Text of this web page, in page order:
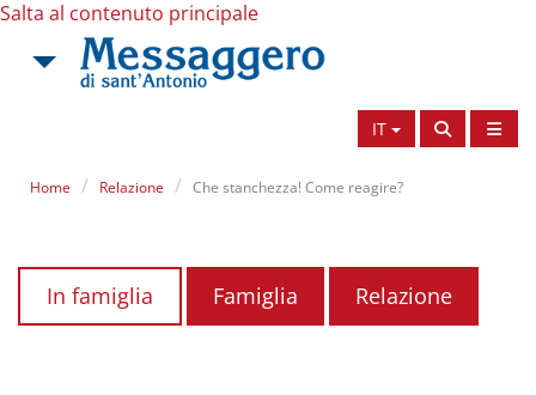
Salta al contenuto principale
IT
Home Relazione Che stanchezza! Come reagire?
In famiglia Famiglia Relazione